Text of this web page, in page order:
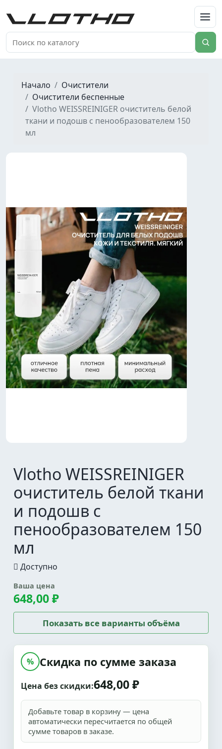
VLOTHO
Начало
Очистители
Очистители беспенные
Vlotho WEISSREINIGER очиститель белой
ткани и подошв с пенообразователем 150
мл
Vlotho WEISSREINIGER
очиститель белой ткани
и подошв с
пенообразователем 150
мл
Доступно
Ваша цена
648,00 ₽
Показать все варианты объёма
% Скидка по сумме заказа
Цена без скидки:648,00 ₽
Добавьте товар в корзину — цена
автоматически пересчитается по общей
сумме товаров в заказе.